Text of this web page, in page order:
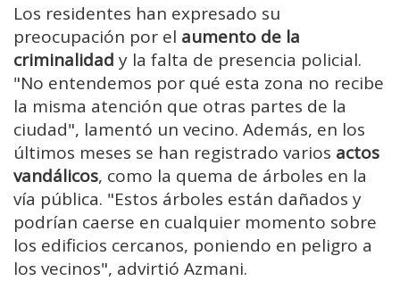
Los residentes han expresado su
preocupación por el aumento de la
criminalidad y la falta de presencia policial.
"No entendemos por qué esta zona no recibe
la misma atención que otras partes de la
ciudad", lamentó un vecino. Además, en los
últimos meses se han registrado varios actos
vandálicos, como la quema de árboles en la
vía pública. "Estos árboles están dañados y
podrían caerse en cualquier momento sobre
los edificios cercanos, poniendo en peligro a
los vecinos", advirtió Azmani.